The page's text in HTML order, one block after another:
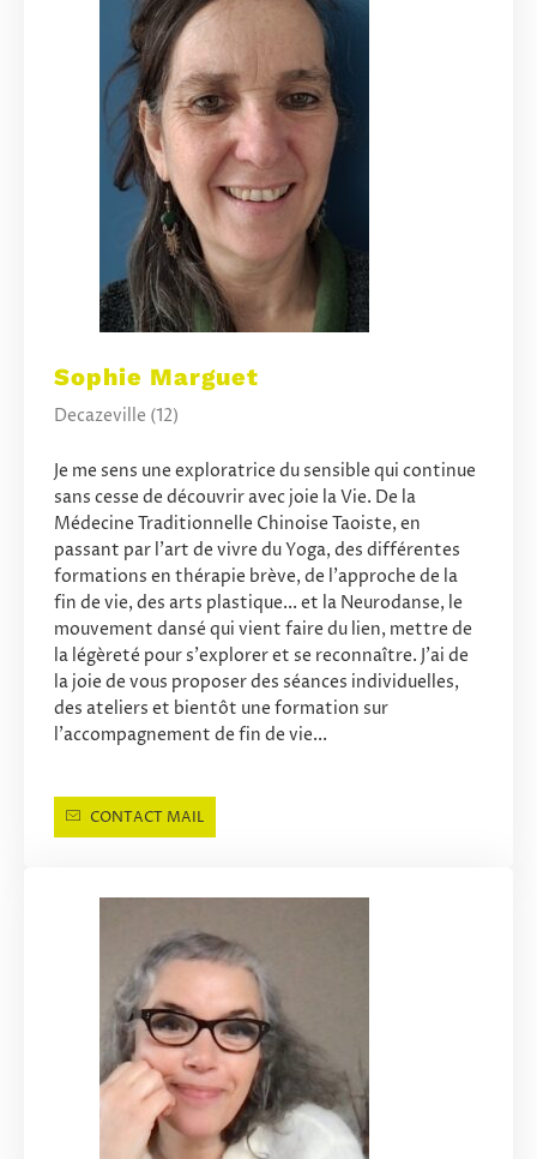
Sophie Marguet
Decazeville (12)
Je me sens une exploratrice du sensible qui continue
sans cesse de découvrir avec joie la Vie. De la
Médecine Traditionnelle Chinoise Taoiste, en
passant par l'art de vivre du Yoga, des différentes
formations en thérapie brève, de l'approche de la
fin de vie, des arts plastique... et la Neurodanse, le
mouvement dansé qui vient faire du lien, mettre de
la légèreté pour s'explorer et se reconnaître. J'ai de
la joie de vous proposer des séances individuelles,
des ateliers et bientôt une formation sur
l'accompagnement de fin de vie...
CONTACT MAIL